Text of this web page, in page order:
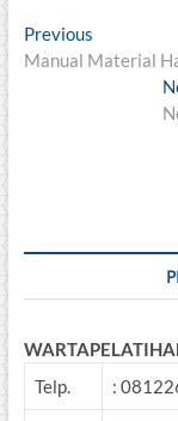
Post
navigation
PreviousPrevious
post:
Manual Material
Telp.
: